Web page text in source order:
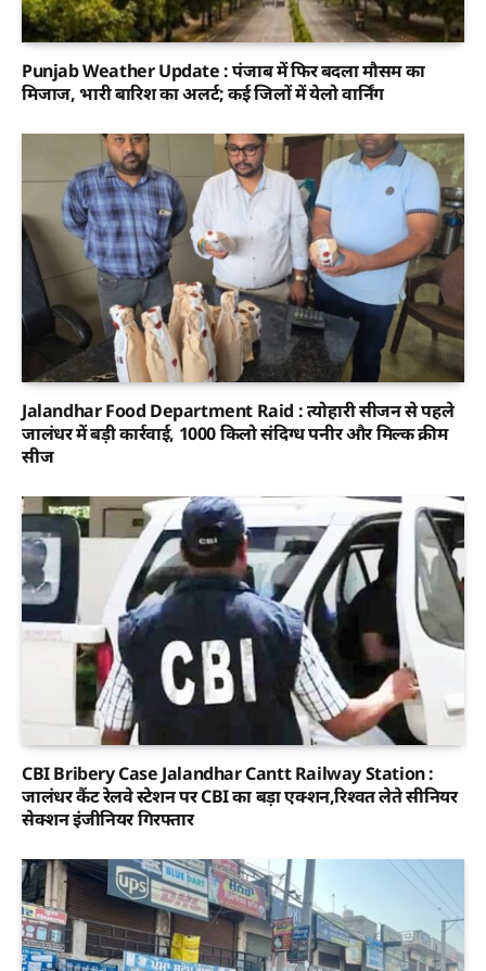
Punjab Weather Update : पंजाब में फिर बदला मौसम का
मिजाज, भारी बारिश का अलर्ट; कई जिलों में येलो वार्निंग
Jalandhar Food Department Raid : त्योहारी सीजन से पहले
जालंधर में बड़ी कार्रवाई, 1000 किलो संदिग्ध पनीर और मिल्क क्रीम
सीज
CBI Bribery Case Jalandhar Cantt Railway Station :
जालंधर कैंट रेलवे स्टेशन पर CBI का बड़ा एक्शन,रिश्वत लेते सीनियर
सेक्शन इंजीनियर गिरफ्तार